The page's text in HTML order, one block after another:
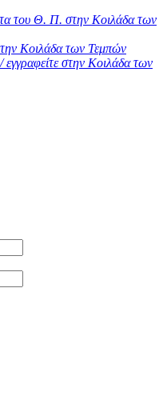
του Θ. Π. στην Κοιλάδα των
Κοιλάδα των Τεμπών
εγγραφείτε στην Κοιλάδα των